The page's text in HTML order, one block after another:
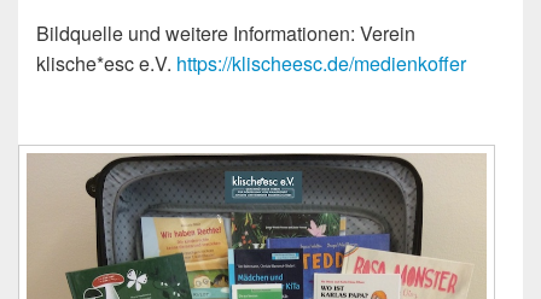
Bildquelle und weitere Informationen: Verein
klische*esc e.V. https://klischeesc.de/medienkoffer